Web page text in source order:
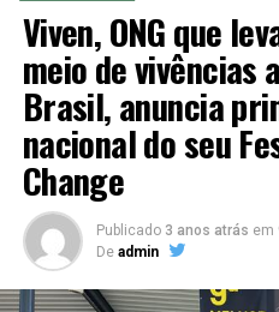
Viven, ONG que
meio de vivências
Brasil, anuncia
nacional do seu
Change
Publicado 3 anos atrás em
De admin